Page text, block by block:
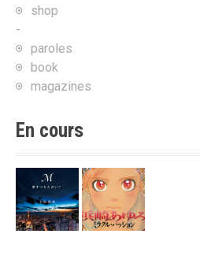
shop
-
paroles
book
magazines
En cours